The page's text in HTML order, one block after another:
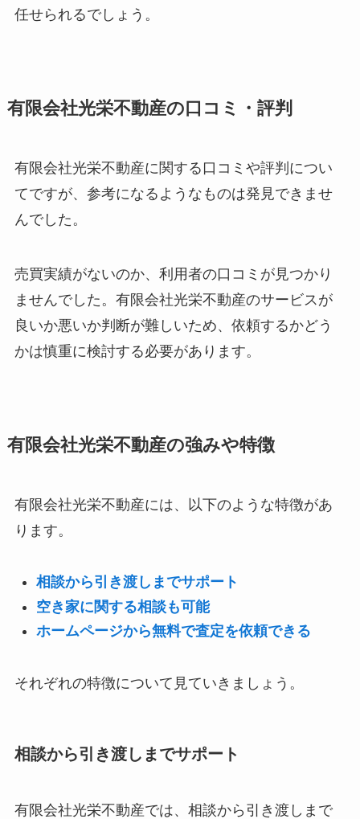
任せられるでしょう。
有限会社光栄不動産の口コミ・評判
有限会社光栄不動産に関する口コミや評判につい
てですが、参考になるようなものは発見できませ
んでした。
売買実績がないのか、利用者の口コミが見つかり
ませんでした。有限会社光栄不動産のサービスが
良いか悪いか判断が難しいため、依頼するかどう
かは慎重に検討する必要があります。
有限会社光栄不動産の強みや特徴
有限会社光栄不動産には、以下のような特徴があ
ります。
相談から引き渡しまでサポート
空き家に関する相談も可能
ホームページから無料で査定を依頼できる
それぞれの特徴について見ていきましょう。
相談から引き渡しまでサポート
有限会社光栄不動産では、相談から引き渡しまで